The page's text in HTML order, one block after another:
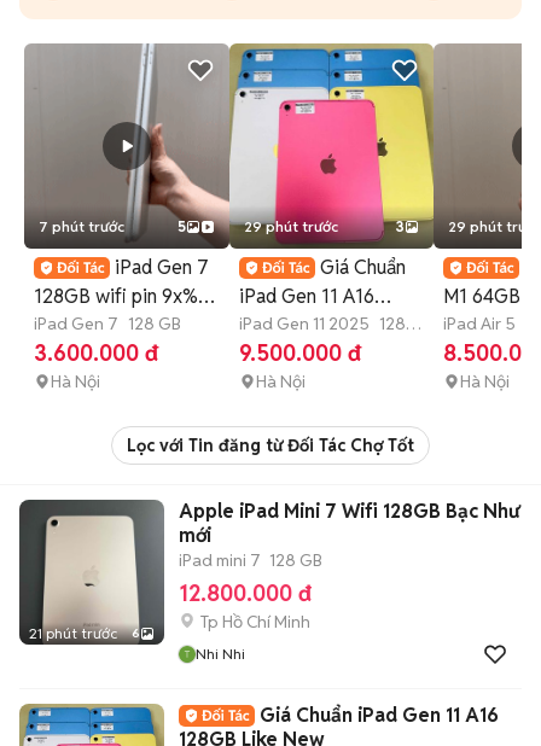
7 phút trước 5
iPad Gen 7
128GB wifi pin 9x%
màu trắng zin đẹp
iPad Gen 7 128 GB
3.600.000 đ
Hà Nội
29 phút trước 3
Giá Chuẩn
iPad Gen 11 A16
128GB Like New
iPad Gen 11 2025 128
GB
9.500.000 đ
Hà Nội
29 phút trước
M1 64GB
tím zin
iPad Air 5
Hà Nội
Lọc với Tin đăng từ Đối Tác Chợ Tốt
21 phút trước 6
Apple iPad Mini 7 Wifi 128GB Bạc Như
mới
iPad mini 7 128 GB
12.800.000 đ
Tp Hồ Chí Minh
Nhi Nhi
Giá Chuẩn iPad Gen 11 A16
128GB Like New